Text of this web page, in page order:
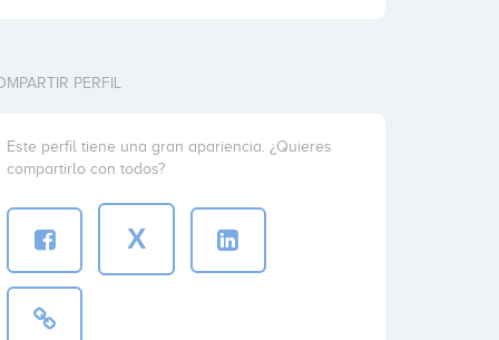
PERFIL
Este perfil tiene una gran apariencia. ¿Quieres
compartirlo con todos?
X